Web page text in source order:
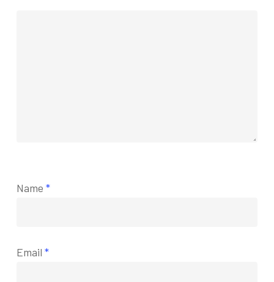
Name *
Email *